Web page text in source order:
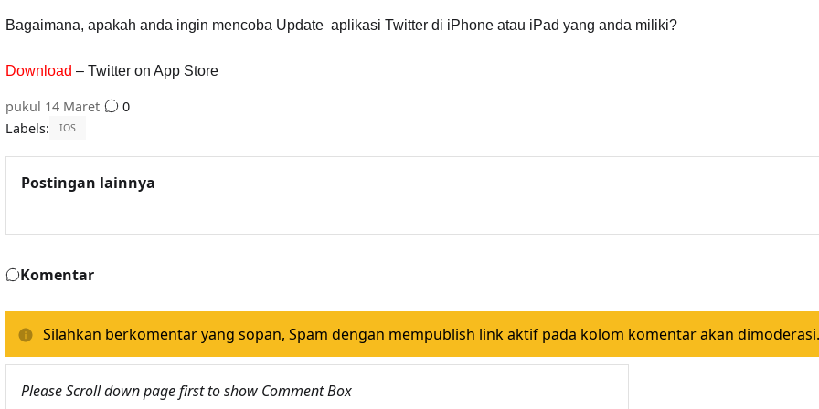
Bagaimana, apakah anda ingin mencoba Update aplikasi Twitter di iPhone atau iPad yang anda miliki?
Download – Twitter on App Store
pukul 14 Maret
0
Labels:
IOS
Postingan lainnya
Komentar
Silahkan berkomentar yang sopan, Spam dengan mempublish link aktif pada kolom komentar akan
Please Scroll down page first to show Comment Box